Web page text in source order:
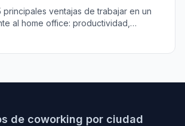
principales ventajas de trabajar en un
al home office: productividad,
de coworking por ciudad